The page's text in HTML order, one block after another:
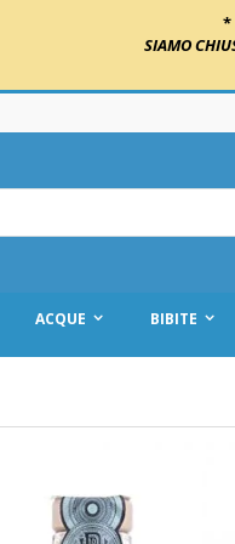
*
SIAMO
ACQUE BIBITE